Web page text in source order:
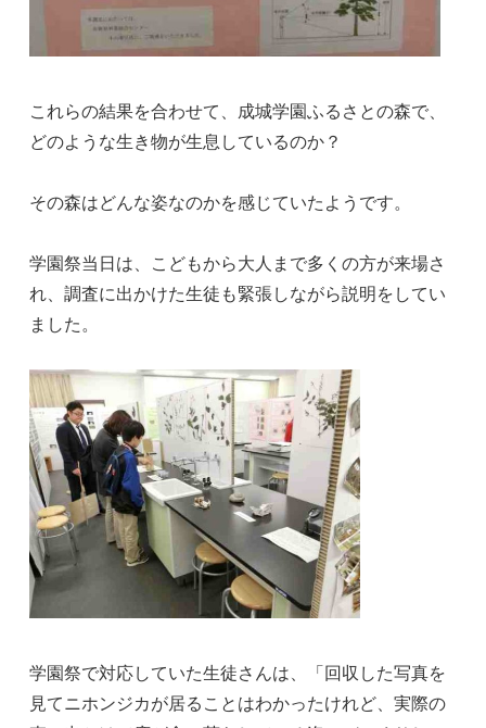
これらの結果を合わせて、成城学園ふるさとの森で、
どのような生き物が生息しているのか？
その森はどんな姿なのかを感じていたようです。
学園祭当日は、こどもから大人まで多くの方が来場さ
れ、調査に出かけた生徒も緊張しながら説明をしてい
ました。
学園祭で対応していた生徒さんは、「回収した写真を
見てニホンジカが居ることはわかったけれど、実際の